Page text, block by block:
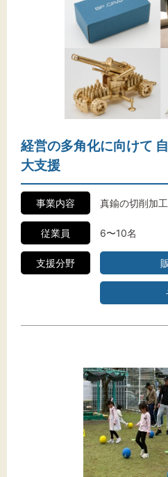
経営の多角化に向けて
大支援
事業内容 真鍮の切削加
従業員 6〜10名
支援分野